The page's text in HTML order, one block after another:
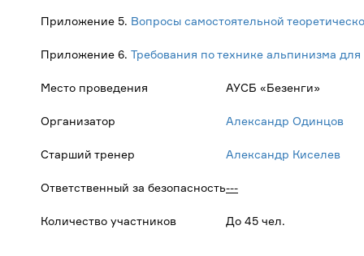
Приложение 5. Вопросы самостоятельной
Приложение 6. Требования по технике альпинизма для
Место проведения АУСБ «Безенги»
Организатор Александр Одинцов
Старший тренер Александр Киселев
Ответственный за безопасность---
Количество участников До 45 чел.